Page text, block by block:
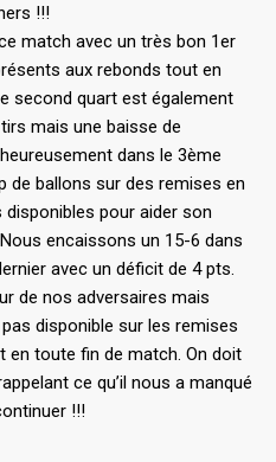
!!!
match avec un très bon 1er
aux rebonds tout en
second quart est également
mais une baisse de
dans le 3ème
de ballons sur des remises en
pour aider son
encaissons un 15-6 dans
avec un déficit de 4 pts.
de nos adversaires mais
disponible sur les remises
en toute fin de match. On doit
ce qu’il nous a manqué
!!!